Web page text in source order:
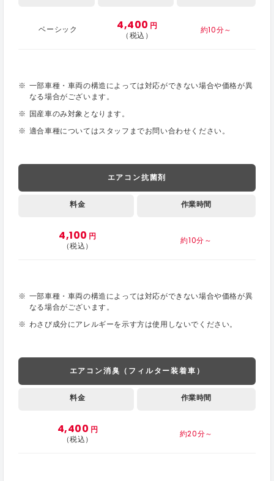
ベーシック 4,400 円
（税込）
約10分～
一部車種・車両の構造によっては対応ができない場合や価格が異
なる場合がございます。
国産車のみ対象となります。
適合車種についてはスタッフまでお問い合わせください。
エアコン抗菌剤
料金 作業時間
4,100 円
（税込）
約10分～
一部車種・車両の構造によっては対応ができない場合や価格が異
なる場合がございます。
わさび成分にアレルギーを示す方は使用しないでください。
エアコン消臭（フィルター装着車）
料金 作業時間
4,400 円
（税込）
約20分～